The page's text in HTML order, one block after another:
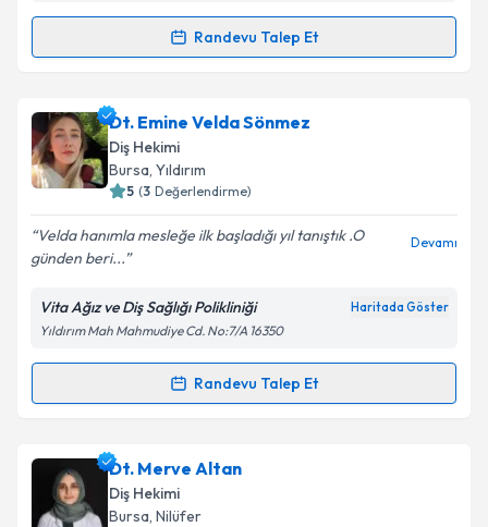
Randevu Talep Et
Randevu Takvimi Talebi
Dt. Serhat Öneniçin randevu takvimi talebi
oluşturun. Size bu uzmandan randevu almanız için bir
takvim hazırlandığında e-posta ile bilgilendireceğiz.
Kişisel verilerimin işlenmesine ilişkin
Aydınlatma
Metni'ni okudum ve kişisel verilerimin belirtilen
kapsamda işlenmesini kabul ediyorum.
Dt. Emine Velda Sönmez
Diş Hekimi
Bursa, Yıldırım
5 (3 Değerlendirme)
Velda hanımla mesleğe ilk başladığı yıl tanıştık .O
günden beri...
Devamı
Vita Ağız ve Diş Sağlığı Polikliniği Haritada Göster
Yıldırım Mah Mahmudiye Cd. No:7/A 16350
Randevu Talep Et
Randevu Takvimi Talebi
Dt. Emine Velda Sönmez
oluşturun. Size bu uzmandan randevu almanız için bir
takvim hazırlandığında e-posta ile bilgilendireceğiz.
Dt. Merve Altan
Diş Hekimi
Bursa, Nilüfer